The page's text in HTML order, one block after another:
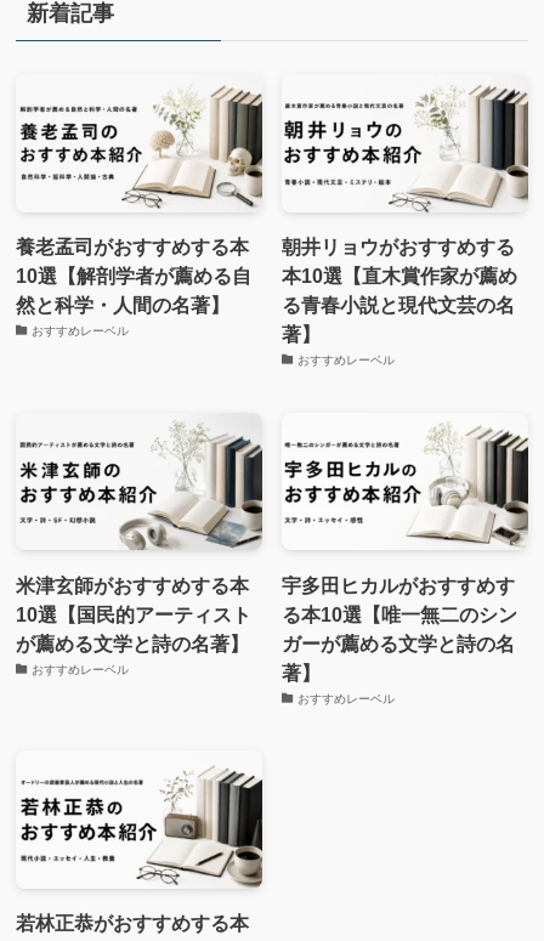
新着記事
養老孟司がおすすめする本
10選【解剖学者が薦める自
然と科学・人間の名著】
おすすめレーベル
朝井リョウがおすすめする
本10選【直木賞作家が薦め
る青春小説と現代文芸の名
著】
おすすめレーベル
米津玄師がおすすめする本
10選【国民的アーティスト
が薦める文学と詩の名著】
おすすめレーベル
宇多田ヒカルがおすすめす
る本10選【唯一無二のシン
ガーが薦める文学と詩の名
著】
おすすめレーベル
若林正恭がおすすめする本